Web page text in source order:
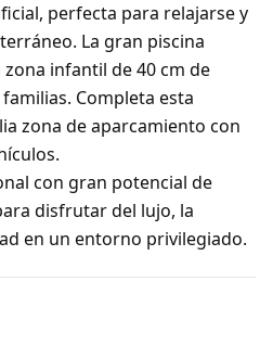
perfecta para relajarse y
La gran piscina
infantil de 40 cm de
Completa esta
zona de aparcamiento con
con gran potencial de
disfrutar del lujo, la
en un entorno privilegiado.